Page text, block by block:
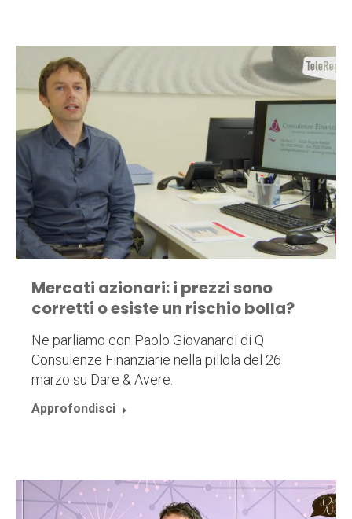
Mercati azionari: i prezzi sono
corretti o esiste un rischio bolla?
Ne parliamo con Paolo Giovanardi di Q
Consulenze Finanziarie nella pillola del 26
marzo su Dare & Avere.
Approfondisci